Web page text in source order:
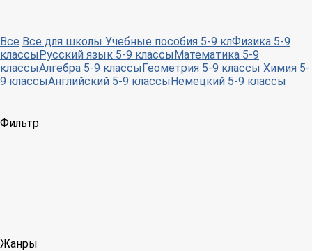
Все Все для школы Учебные пособия 5-9 клФизика 5-9
классыРусский язык 5-9 классыМатематика 5-9
классыАлгебра 5-9 классыГеометрия 5-9 классы Химия 5-
9 классыАнглийский 5-9 классыНемецкий 5-9 классы
Фильтр
Жанры